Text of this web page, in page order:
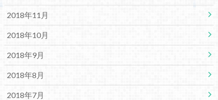
2018年11月
2018年10月
2018年9月
2018年8月
2018年7月